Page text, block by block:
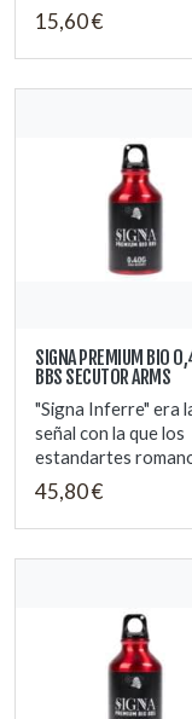
15,60 €
SIGNA PREMIUM BIO
BBS SECUTOR ARMS
"Signa Inferre" era
señal con la que los
estandartes
45,80 €